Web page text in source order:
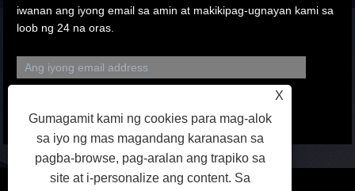
X
Gumagamit kami ng cookies para mag-alok
sa iyo ng mas magandang karanasan sa
pagba-browse, pag-aralan ang trapiko sa
site at i-personalize ang content. Sa
iwanan ang iyong email sa amin at makikipag-ugnayan kami sa
loob ng 24 na oras.